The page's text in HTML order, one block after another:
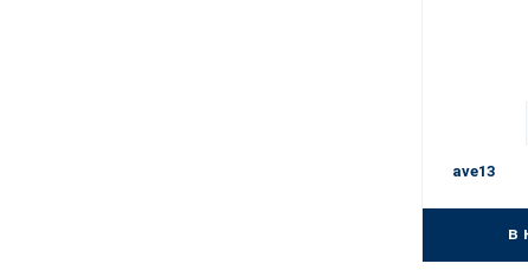
ave13
в